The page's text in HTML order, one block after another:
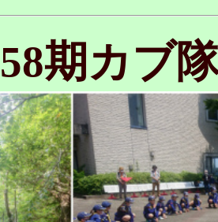
58期カブ